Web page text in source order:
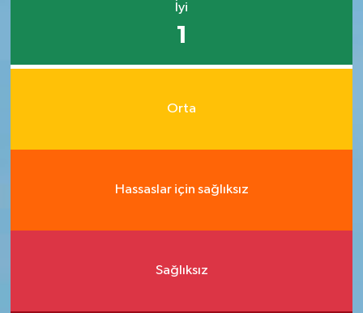
İyi
1
Orta
Hassaslar için sağlıksız
Sağlıksız